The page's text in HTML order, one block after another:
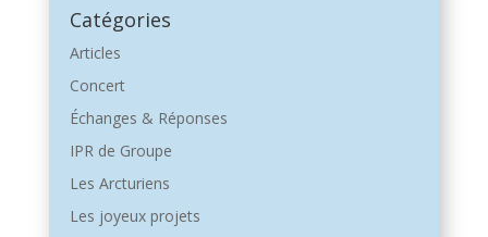
Catégories
Articles
Concert
Échanges & Réponses
IPR de Groupe
Les Arcturiens
Les joyeux projets